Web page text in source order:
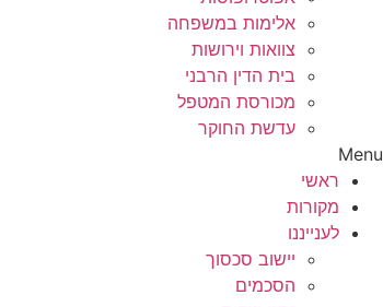
אלימות במשפחה
צוואות וירושות
בית הדין הרבני
מכורסת המטפל
עדשת החוקר
Menu
ראשי
מקורות
לענייננו
יישוב סכסוך
הסכמים